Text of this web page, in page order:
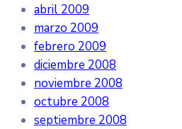
abril 2009
marzo 2009
febrero 2009
diciembre 2008
noviembre 2008
octubre 2008
septiembre 2008